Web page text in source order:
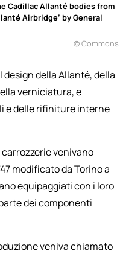
Cadillac Allanté bodies from
Airbridge’ by General
© Commons
della Allanté, della
verniciatura, e
e delle rifiniture interne
venivano
modificato da Torino a
equipaggiati con i loro
dei componenti
veniva chiamato